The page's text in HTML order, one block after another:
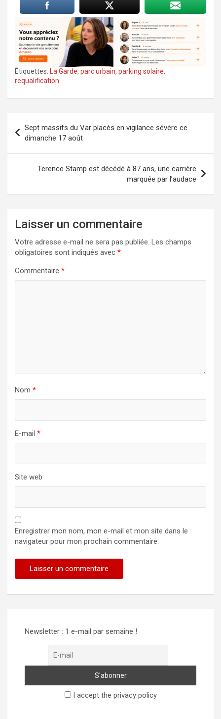
Étiquettes: La Garde, parc urbain, parking solaire,
requalification
de
l’article
Sept massifs du Var placés en vigilance sévère ce
dimanche 17 août
Terence Stamp est décédé à 87 ans, une carrière
marquée par l’audace
Laisser un commentaire
Votre adresse e-mail ne sera pas publiée. Les champs
obligatoires sont indiqués avec *
Commentaire *
Nom *
E-mail *
Site web
Enregistrer mon nom, mon e-mail et mon site dans le
navigateur pour mon prochain commentaire.
Newsletter : 1 e-mail par semaine !
I accept the privacy policy